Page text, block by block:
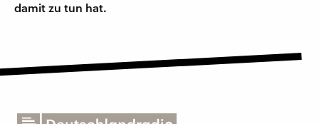
damit zu tun hat.